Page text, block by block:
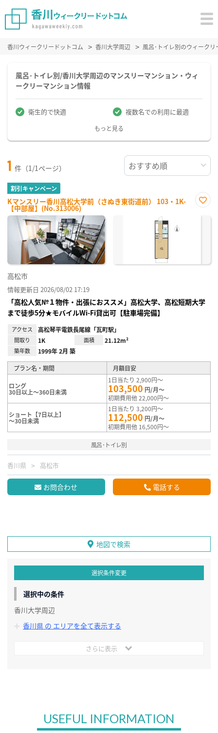
香川ウィークリードットコム 香川大学周辺 風呂･トイレ別のウィーク
風呂･トイレ別/香川大学周辺のマンスリーマンション・ウィ
ークリーマンション情報
衛生的で快適 複数名での利用に最適
もっと見る
1 件（1/1ページ）
割引キャンペーン
Kマンスリー香川高松大学前（さぬき東街道前） 103・1K-
【中部屋】(No.313006)
に入
高松市
情報更新日 2026/08/02 17:19
「高松人気№１物件・出張におススメ」高松大学、高松短期大学
まで徒歩5分★モバイルWi-Fi貸出可【駐車場完備】
アクセス 高松琴平電鉄長尾線「瓦町駅」
間取り 1K 面積 21.12m²
築年数 1999年 2月 築
プラン名・期間 月額目安
ロング
30日以上～360日未満
1日当たり 2,900円～
103,500 円/月～
初期費用他 22,000円～
ショート【7日以上】
～30日未満
1日当たり 3,200円～
112,500 円/月～
初期費用他 16,500円～
風呂･トイレ別
香川県 高松市
お問合わせ 電話する
地図で検索
選択条件変更
選択中の条件
香川大学周辺
香川県 の エリアを全て表示する
さらに表示
USEFUL INFORMATION